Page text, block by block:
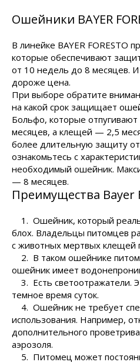
Ошейники BAYER
В линейке BAYER FORESTO
которые обеспечивают
от 10 недель до 8 месяцев.
дороже цена.
При выборе обратите
на какой срок защищает
Больфо, которые
месяцев, а клещей — 2,5
более длительную защиту
ознакомьтесь с
необходимый ошейник.
— 8 месяцев.
Преимущества Bayer
1. Ошейник, который
блох. Владельцы питомцев
с животных мертвых клещей
2. В таком ошейнике
ошейник имеет
3. Есть светоотражатели.
темное время суток.
4. Ошейник не требует
использования. Например,
дополнительного
аэрозоля.
5. Питомец может